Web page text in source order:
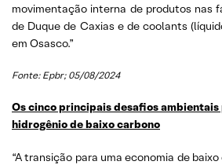
movimentação interna de produtos nas
de Duque de Caxias e de coolants
em Osasco.”
Fonte: Epbr; 05/08/2024
Os cinco principais desafios ambientais
hidrogênio de baixo carbono
“A transição para uma economia de